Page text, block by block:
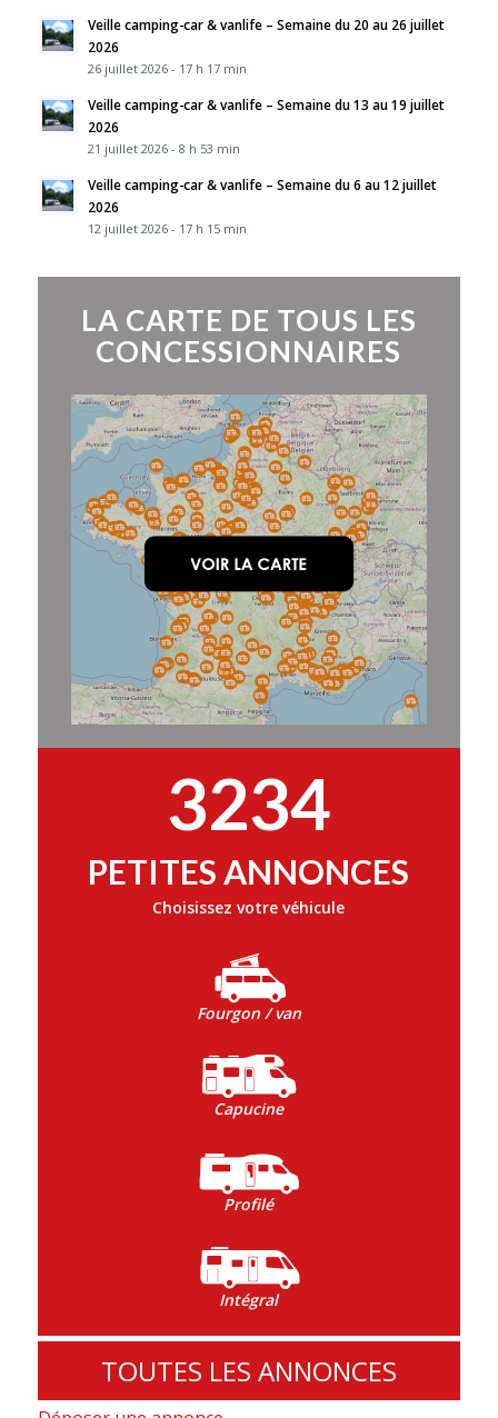
Veille camping-car & vanlife – Semaine du 20 au 26 juillet
2026
26 juillet 2026 - 17 h 17 min
Veille camping-car & vanlife – Semaine du 13 au 19 juillet
2026
21 juillet 2026 - 8 h 53 min
Veille camping-car & vanlife – Semaine du 6 au 12 juillet
2026
12 juillet 2026 - 17 h 15 min
LA CARTE DE TOUS LES
CONCESSIONNAIRES
3234
PETITES ANNONCES
Choisissez votre véhicule
Fourgon / van
Capucine
Profilé
Intégral
TOUTES LES ANNONCES